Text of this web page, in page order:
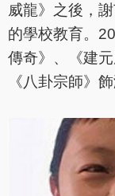
威龍》之後，
的學校教育。
傳奇》、《建
《八卦宗師》